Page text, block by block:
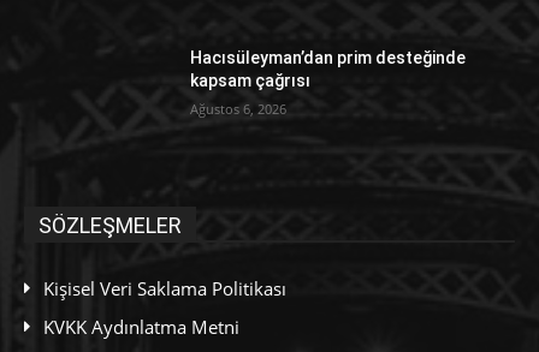
Hacısüleyman’dan prim desteğinde
kapsam çağrısı
Ağustos 6, 2026
SÖZLEŞMELER
Kişisel Veri Saklama Politikası
KVKK Aydınlatma Metni